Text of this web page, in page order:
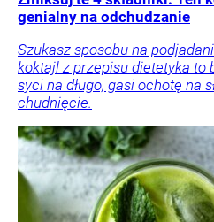
genialny na odchudzanie
Szukasz sposobu na
koktajl z przepisu dietetyka to
syci na długo, gasi ochotę na
chudnięcie.